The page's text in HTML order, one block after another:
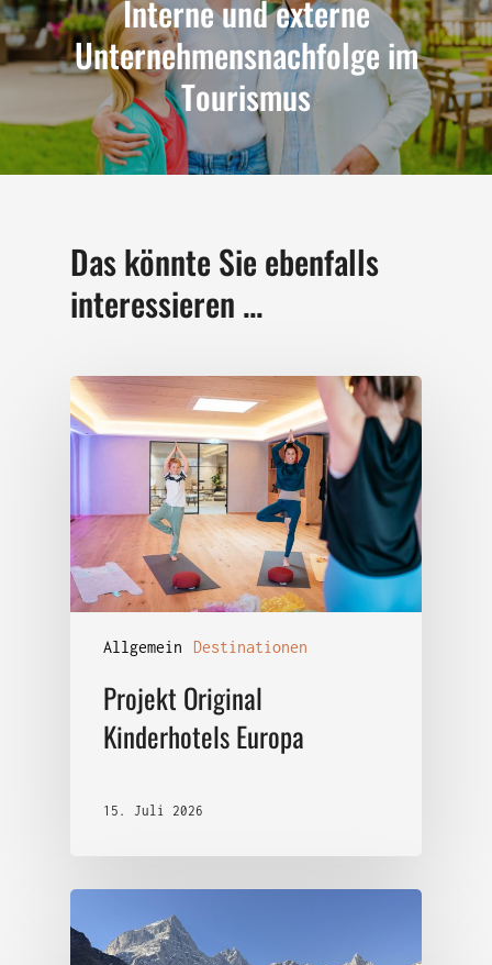
Interne und externe
Unternehmensnachfolge im
Tourismus
Das könnte Sie ebenfalls
interessieren ...
Allgemein Destinationen
Projekt Original
Kinderhotels Europa
15. Juli 2026